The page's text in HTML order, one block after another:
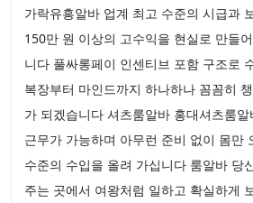
가락유흥알바 업계 최고 수준의 시급과
150만 원 이상의 고수익을 현실로 만들
니다 풀싸롱페이 인센티브 포함 구조로
복장부터 마인드까지 하나하나 꼼꼼히
가 되겠습니다 셔츠룸알바 홍대셔츠룸
근무가 가능하며 아무런 준비 없이 몸만
수준의 수입을 올려 가십니다 룸알바 당
주는 곳에서 여왕처럼 일하고 확실하게